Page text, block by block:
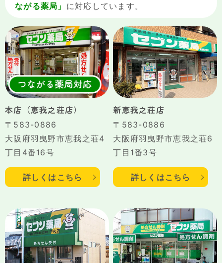
ながる薬局」 に対応しています。
本店（恵我之荘店）
〒583-0886
大阪府羽曳野市恵我之荘4
丁目4番16号
詳しくはこちら
新恵我之荘店
〒583-0886
大阪府羽曳野市恵我之荘6
丁目1番3号
詳しくはこちら